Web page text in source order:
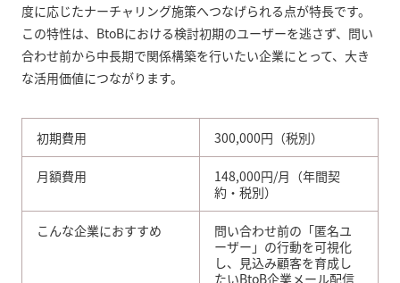
度に応じたナーチャリング施策へつなげられる点が特長です。
この特性は、BtoBにおける検討初期のユーザーを逃さず、問い
合わせ前から中長期で関係構築を行いたい企業にとって、大き
な活用価値につながります。
初期費用 300,000円（税別）
月額費用
148,000円/月（年間契
約・税別）
こんな企業におすすめ
問い合わせ前の「匿名ユ
ーザー」の行動を可視化
し、見込み顧客を育成し
たいBtoB企業メール配信